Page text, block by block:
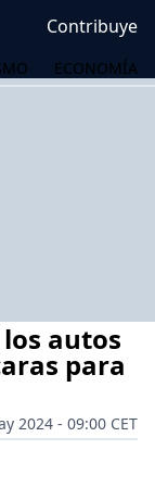
Contribuye
ECONOMÍA
autos
para
2024 - 09:00 CET